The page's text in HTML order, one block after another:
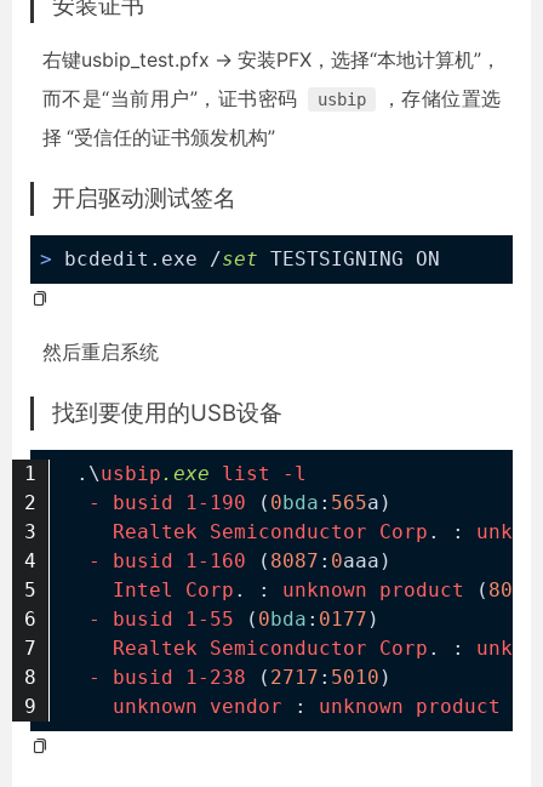
安装证书
右键usbip_test.pfx -> 安装PFX，选择“本地计算机”，
而不是“当前用户”，证书密码
usbip
，存储位置选
择 “受信任的证书颁发机构”
开启驱动测试签名
> bcdedit.exe /set TESTSIGNING ON
然后重启系统
找到要使用的USB设备
.\usbip .exe list
-l
-
busid 1-190 ( 0 bda : 565a)
Realtek Semiconductor Corp . :
-
busid 1-160 ( 8087 : 0aaa)
Intel
Corp . : unknown product ( 8087
-
busid 1-55 ( 0 bda : 0177 )
Realtek Semiconductor Corp . :
-
busid 1-238 ( 2717 : 5010 )
unknown
vendor : unknown product